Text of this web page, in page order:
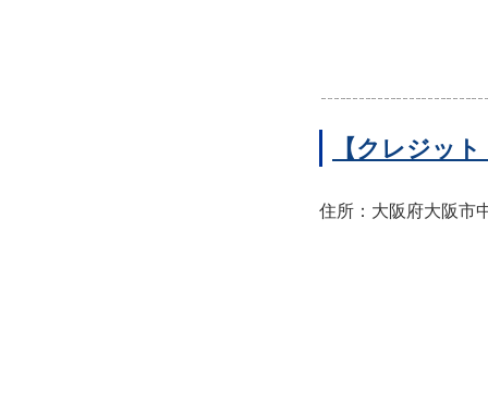
【クレジッ
住所：大阪府大阪市